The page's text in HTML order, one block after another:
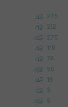
275
212
275
119
74
50
16
5
9